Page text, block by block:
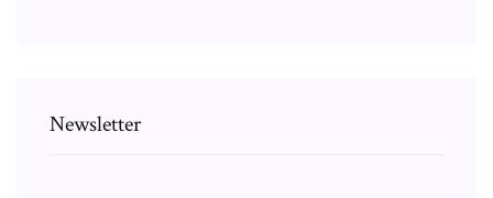
Newsletter